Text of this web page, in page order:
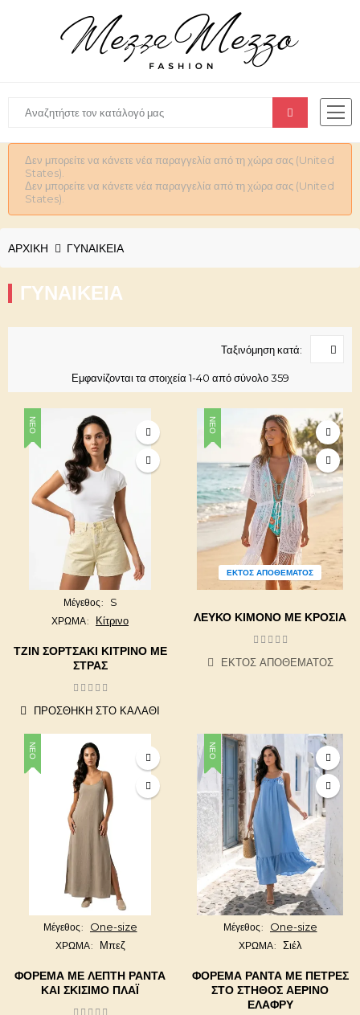
Δεν μπορείτε να κάνετε νέα παραγγελία από τη χώρα σας (United
States).
Δεν μπορείτε να κάνετε νέα παραγγελία από τη χώρα σας (United
States).
ΑΡΧΙΚΉ ΓΥΝΑΙΚΕΊΑ
ΓΥΝΑΙΚΕΊΑ
Ταξινόμηση κατά:
Εμφανίζονται τα στοιχεία 1-40 από σύνολο 359
ΝΈΟ
Μέγεθος S
ΧΡΩΜΑ Κίτρινο
ΤΖΙΝ ΣΟΡΤΣΆΚΙ ΚΊΤΡΙΝΟ ΜΕ
ΣΤΡΑΣ
ΠΡΟΣΘΉΚΗ ΣΤΟ ΚΑΛΆΘΙ
ΕΚΤΌΣ ΑΠΟΘΈΜΑΤΟΣ
ΝΈΟ
ΛΕΥΚΌ ΚΙΜΟΝΌ ΜΕ ΚΡΌΣΙΑ
ΕΚΤΌΣ ΑΠΟΘΈΜΑΤΟΣ
ΝΈΟ
Μέγεθος One-size
ΧΡΩΜΑ Μπεζ
ΦΌΡΕΜΑ ΜΕ ΛΕΠΤΉ ΡΆΝΤΑ
ΚΑΙ ΣΚΊΣΙΜΟ ΠΛΆΙ
ΝΈΟ
Μέγεθος One-size
ΧΡΩΜΑ Σιέλ
ΦΌΡΕΜΑ ΡΆΝΤΑ ΜΕ ΠΈΤΡΕΣ
ΣΤΟ ΣΤΉΘΟΣ ΑΈΡΙΝΟ
ΕΛΑΦΡΎ